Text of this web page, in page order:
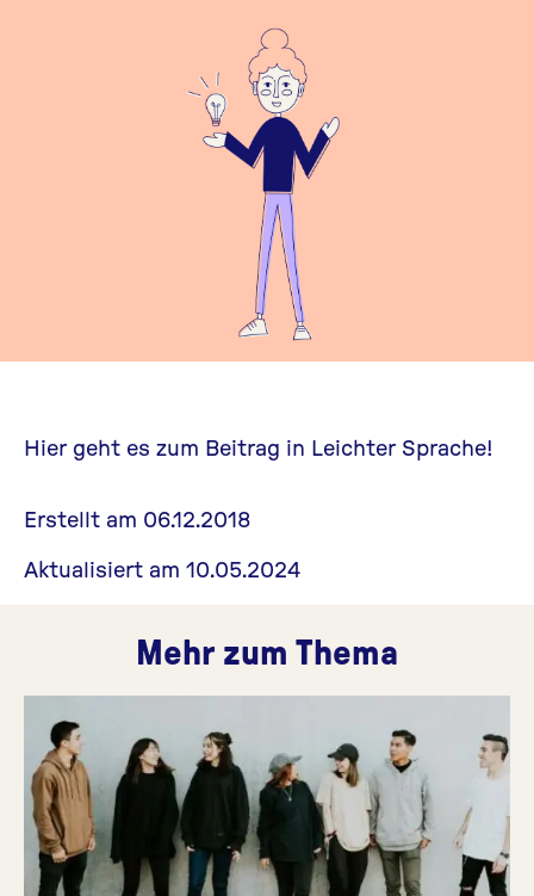
Hier geht es zum Beitrag in Leichter Sprache!
Erstellt am 06.12.2018
Aktualisiert am 10.05.2024
Mehr zum Thema